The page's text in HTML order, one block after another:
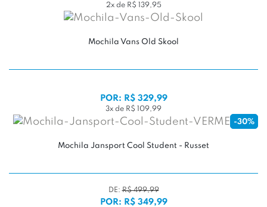
2x de R$ 139,95
Mochila Vans Old Skool
POR: R$ 329,99
3x de R$ 109,99
-30%
Mochila Jansport Cool Student - Russet
DE:R$ 499,99
POR: R$ 349,99